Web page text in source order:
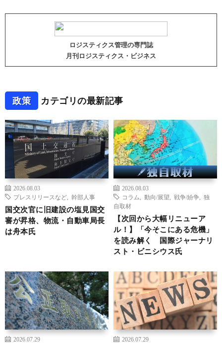
ロジスティクス管理の専門誌
月刊ロジスティクス・ビジネス
政策 カテゴリの最新記事
2026.08.03
プレスリリースなど
幹部人事
国交次官に旧建設の塩見国交
審が昇格、物流・自動車局長
は舟本氏
2026.08.03
コラム
動向/展望 戦争/紛争
独
自取材
【次回から大幅リニューア
ル！】「今そこにある危機」
を読み解く 国際ジャーナリ
スト・ビニシウス氏
2026.07.29
2026.07.29